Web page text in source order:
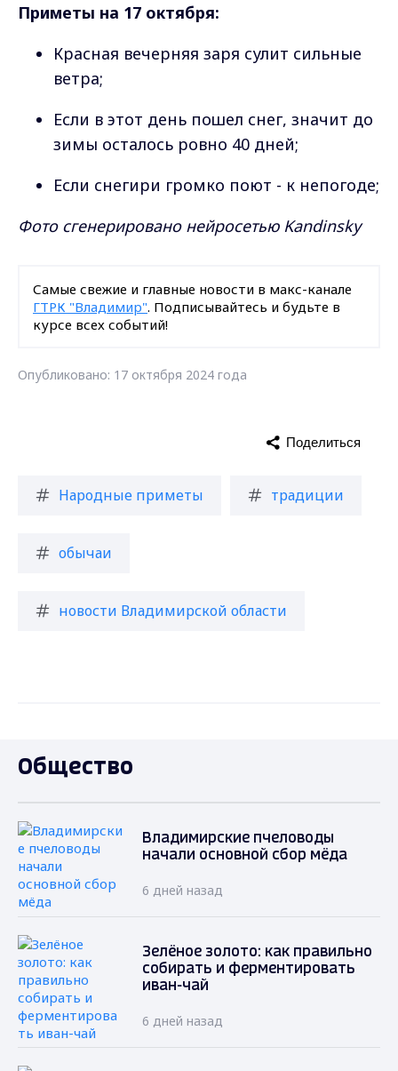
Приметы на 17 октября:
Красная вечерняя заря сулит сильные
ветра;
Если в этот день пошел снег, значит до
зимы осталось ровно 40 дней;
Если снегири громко поют - к непогоде;
Фото сгенерировано нейросетью Kandinsky
Самые свежие и главные новости в макс-канале
ГТРК "Владимир". Подписывайтесь и будьте в
курсе всех событий!
Опубликовано: 17 октября 2024 года
Народные приметы традиции
обычаи
новости Владимирской области
Поделиться
Общество
Владимирские пчеловоды
начали основной сбор мёда
6 дней назад
Зелёное золото: как правильно
собирать и ферментировать
иван-чай
6 дней назад